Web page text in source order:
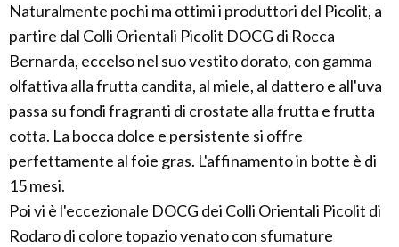
Naturalmente pochi ma ottimi i produttori del Picolit, a
partire dal Colli Orientali Picolit DOCG di Rocca
Bernarda, eccelso nel suo vestito dorato, con gamma
olfattiva alla frutta candita, al miele, al dattero e all'uva
passa su fondi fragranti di crostate alla frutta e frutta
cotta. La bocca dolce e persistente si offre
perfettamente al foie gras. L'affinamento in botte è di
15 mesi.
Poi vi è l'eccezionale DOCG dei Colli Orientali Picolit di
Rodaro di colore topazio venato con sfumature